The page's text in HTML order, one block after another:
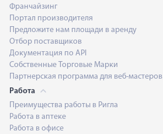
Франчайзинг
Портал производителя
Предложите нам площади в аренду
Отбор поставщиков
Документация по API
Собственные Торговые Марки
Партнерская программа для веб-мастеров
Работа
Преимущества работы в Ригла
Работа в аптеке
Работа в офисе